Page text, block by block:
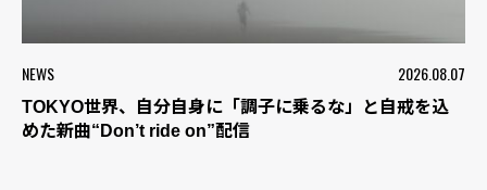
NEWS 2026.08.07
TOKYO世界、自分自身に「調子に乗るな」と自戒を込
めた新曲“Don’t ride on”配信